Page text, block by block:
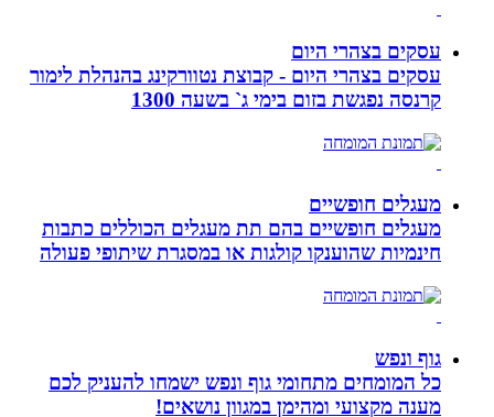
עסקים בצהרי היום
עסקים בצהרי היום - קבוצת נטוורקינג בהנהלת לימור
קרנסה נפגשת בזום בימי ג` בשעה 1300
מעגלים חופשיים
מעגלים חופשיים בהם תת מעגלים הכוללים כתבות
חינמיות שהוענקו קולגות או במסגרת שיתופי פעולה
גוף ונפש
כל המומחים מתחומי גוף ונפש ישמחו להעניק לכם
מענה מקצועי ומהימן במגוון נושאים!